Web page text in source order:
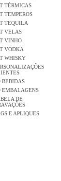
TÉRMICAS
TEMPEROS
TEQUILA
VELAS
VINHO
VODKA
WHISKY
BEBIDAS
EMBALAGENS
DE
E APLIQUES